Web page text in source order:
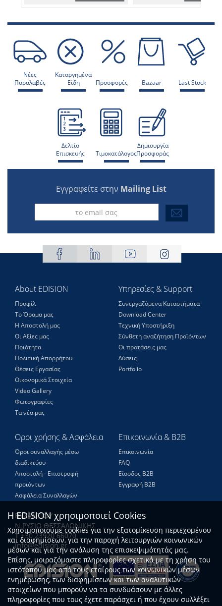
Νέες
Παραλαβές
Καταργημένα
Είδη
Προσφορές Bazaar Last Stock
Δελτίο
Επισκευής
Τιμοκατάλογος
Δημιουργία
Προσφοράς
Εγγραφείτε στην Mailing List
About EDISION
Προφίλ
Το Όραμα μας
Η Αποστολή μας
Οι Αξίες μας
Ποιότητα
Πολιτική Απορρήτου
Θέσεις Eργασίας
Οικονομικά Στοιχεία
Video Gallery
Φωτογραφίες
Τα νέα μας
Υπηρεσίες & Support
Συνεργαζόμενα Καταστήματα
Download Center
Τεχνική Υποστήριξη
Σύνθετη αναζήτηση Προϊόντων
Οι προτάσεις μας
Λύσεις
Portfolio
Οροι χρήσης & Ασφάλεια
Όροι συναλλαγής μέσω
διαδικτύου
Αποστολή - Επιστροφή
προϊόντων
Ασφάλεια Συναλλαγών
Επικοινωνία & B2B
Επικοινωνία
FAQ
Είσοδος Β2Β
Εγγραφή Β2Β
ΒΥΖΑΝΤΙΟΥ
Ν.ΡΥΣΙΟ ΘΕΣΣΑΛΟΝΙΚΗΣ
Τ +30 23920 66070
info@edision.gr
Η EDISION χρησιμοποιεί Cookies
Χρησιμοποιούμε cookies για την εξατομίκευση περιεχομένου
και διαφημίσεων, για την παροχή λειτουργιών κοινωνικών
μέσων και για την ανάλυση της επισκεψιμότητάς μας.
Επίσης, μοιραζόμαστε πληροφορίες σχετικά με τη χρήση του
ιστότοπού μας από τους εταίρους των κοινωνικών μέσων
ενημέρωσης, των διαφημίσεων και των αναλυτικών
στοιχείων που μπορούν να τα συνδυάσουν με άλλες
πληροφορίες που τους έχετε παράσχει ή που έχουν συλλέξει